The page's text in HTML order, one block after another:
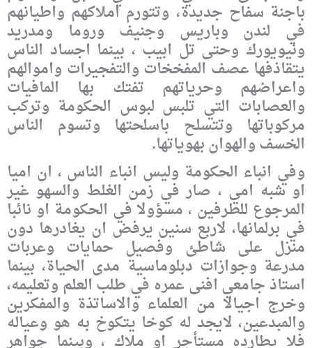
باجنة سفاح جديدة، وتتورم املاكهم واطيانهم
في لندن وباريس وجنيف وروما ومدريد
ونيويورك وحتى تل ابيب ، بينما اجساد الناس
يتقاذفها عصف المفخخات والتفجيرات واموالهم
واعراضهم وحرياتهم تفتك بها المافيات
والعصابات التي تلبس لبوس الحكومة وتركب
مركوباتها وتتسلح باسلحتها وتسوم الناس
الخسف والهوان بهوياتها.
وفي انباء الحكومة وليس انباء الناس ، ان اميا
او شبه امي ، صار في زمن الغلط والسهو غير
المرجوع للطرفين ، مسؤولا في الحكومة او نائبا
في برلمانها، لاربع سنين يرفض ان يغادرها دون
منزل على شاطئ وفصيل حمايات وعربات
مدرعة وجوازات دبلوماسية مدى الحياة، بينما
استاذ جامعي افنى عمره في طلب العلم وتعليمه،
وخرج اجيالا من العلماء والاساتذة والمفكرين
والمبدعين، لايجد له كوخا يتكوخ به هو وعياله